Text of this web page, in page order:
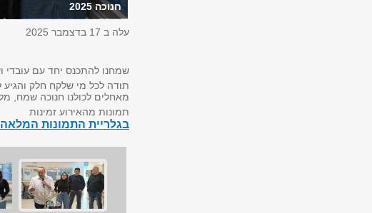
חנוכה 2025
עלה ב 17 בדצמבר 2025
שמחנו להתכנס יחד עם עובדי
תודה לכל מי שלקח חלק והגיע
מאחלים לכולנו חנוכה שמח,
תמונות מהאירוע זמינות
בגלריית התמונות